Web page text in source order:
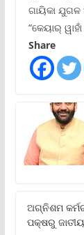
ଗାୟିକା ଯୁଗଳ
“କେୟାର୍
Share
ଅଗ୍ନିଶମ
ପକ୍ଷରୁ